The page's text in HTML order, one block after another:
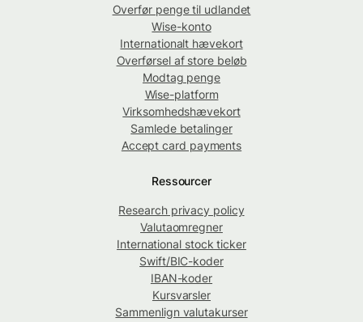
Overfør penge til udlandet
Wise-konto
Internationalt hævekort
Overførsel af store beløb
Modtag penge
Wise-platform
Virksomhedshævekort
Samlede betalinger
Accept card payments
Ressourcer
Research privacy policy
Valutaomregner
International stock ticker
Swift/BIC-koder
IBAN-koder
Kursvarsler
Sammenlign valutakurser